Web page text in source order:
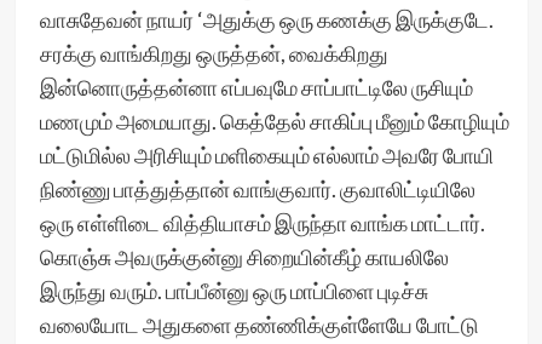
வாசுதேவன் நாயர் ‘அதுக்கு ஒரு கணக்கு இருக்குடே.
சரக்கு வாங்கிறது ஒருத்தன், வைக்கிறது
இன்னொருத்தன்னா எப்பவுமே சாப்பாட்டிலே ருசியும்
மணமும் அமையாது. கெத்தேல் சாகிப்பு மீனும் கோழியும்
மட்டுமில்ல அரிசியும் மளிகையும் எல்லாம் அவரே போயி
நிண்ணு பாத்துத்தான் வாங்குவார். குவாலிட்டியிலே
ஒரு எள்ளிடை வித்தியாசம் இருந்தா வாங்க மாட்டார்.
கொஞ்சு அவருக்குன்னு சிறையின்கீழ் காயலிலே
இருந்து வரும். பாப்பீன்னு ஒரு மாப்பிளை புடிச்சு
வலையோட அதுகளை தண்ணிக்குள்ளேயே போட்டு